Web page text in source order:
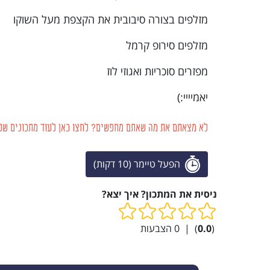
מזלפים בצורה סיבובית את הקצפת מעל השוקו
מזלפים סירופ קרמל
מפזרים סוכריות ואגוזי לוז
יאמיייי:)
לא מצאתם את מה שאתם מחפשים? לחצו כאן לעוד מתכונים
הפעל טיימר (10 דקות)
ניסית את המתכון? איך יצא?
(
0.0
)
|
0 הצבעות